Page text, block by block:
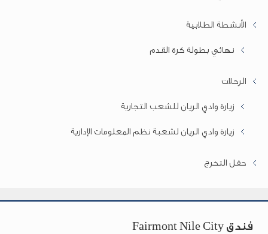
الأنشطة الطلابية
نهائي بطولة كرة القدم
الرحلات
زيارة وادي الريان للشعب التجارية
زيارة وادي الريان لشعبة نظم المعلومات الإدارية
حفل التخرج
فندق Fairmont Nile City